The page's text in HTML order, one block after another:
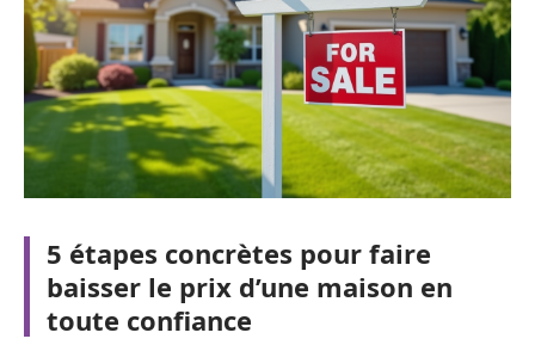
5 étapes concrètes pour faire
baisser le prix d’une maison en
toute confiance